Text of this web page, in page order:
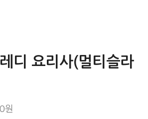
디 요리사(멀티슬라
원